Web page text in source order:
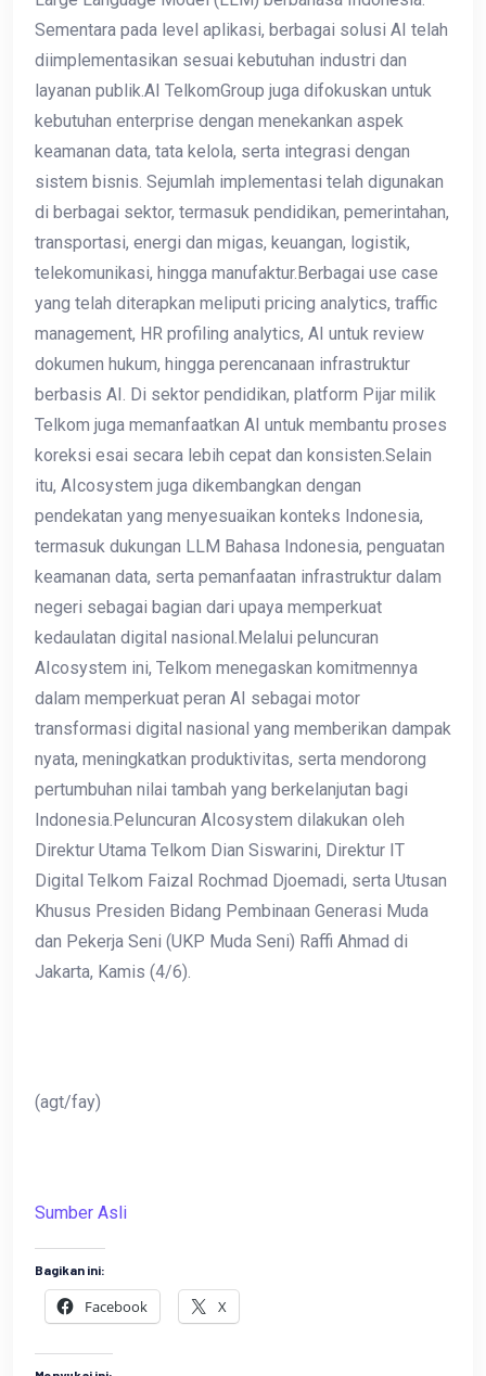
Sementara pada level aplikasi, berbagai solusi AI telah
diimplementasikan sesuai kebutuhan industri dan
layanan publik.AI TelkomGroup juga difokuskan untuk
kebutuhan enterprise dengan menekankan aspek
keamanan data, tata kelola, serta integrasi dengan
sistem bisnis. Sejumlah implementasi telah digunakan
di berbagai sektor, termasuk pendidikan, pemerintahan,
transportasi, energi dan migas, keuangan, logistik,
telekomunikasi, hingga manufaktur.Berbagai use case
yang telah diterapkan meliputi pricing analytics, traffic
management, HR profiling analytics, AI untuk review
dokumen hukum, hingga perencanaan infrastruktur
berbasis AI. Di sektor pendidikan, platform Pijar milik
Telkom juga memanfaatkan AI untuk membantu proses
koreksi esai secara lebih cepat dan konsisten.Selain
itu, AIcosystem juga dikembangkan dengan
pendekatan yang menyesuaikan konteks Indonesia,
termasuk dukungan LLM Bahasa Indonesia, penguatan
keamanan data, serta pemanfaatan infrastruktur dalam
negeri sebagai bagian dari upaya memperkuat
kedaulatan digital nasional.Melalui peluncuran
AIcosystem ini, Telkom menegaskan komitmennya
dalam memperkuat peran AI sebagai motor
transformasi digital nasional yang memberikan dampak
nyata, meningkatkan produktivitas, serta mendorong
pertumbuhan nilai tambah yang berkelanjutan bagi
Indonesia.Peluncuran AIcosystem dilakukan oleh
Direktur Utama Telkom Dian Siswarini, Direktur IT
Digital Telkom Faizal Rochmad Djoemadi, serta Utusan
Khusus Presiden Bidang Pembinaan Generasi Muda
dan Pekerja Seni (UKP Muda Seni) Raffi Ahmad di
Jakarta, Kamis (4/6).
(agt/fay)
Sumber Asli
Bagikan ini:
Facebook X